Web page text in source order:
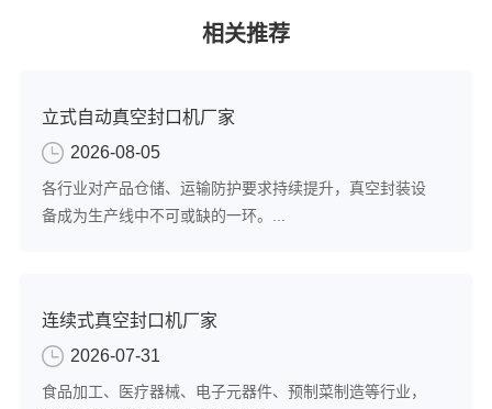
相关推荐
立式自动真空封口机厂家
2026-08-05
各行业对产品仓储、运输防护要求持续提升，真空封装设
备成为生产线中不可或缺的一环。...
连续式真空封口机厂家
2026-07-31
食品加工、医疗器械、电子元器件、预制菜制造等行业，